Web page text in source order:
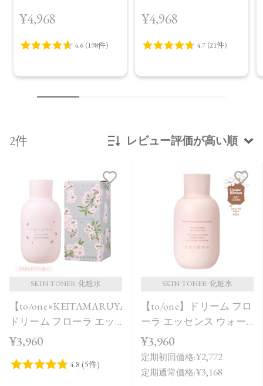
¥4,968
プラス＜限定品＞
¥4,968
2件 レビュー評価が高い順
レビューが多い順
レビュー評価が高い順
人気順
SKIN TONER 化粧水
【to/one×KEITAMARUYAMA】
ドリーム フローラ エッ
センス ウォーター
品＞
¥3,960
SKIN TONER 化粧水
【to/one】ドリーム フロ
ーラ エッセンス ウォー
ター
¥3,960
定期初回価格:¥2,772
定期通常価格:¥3,168